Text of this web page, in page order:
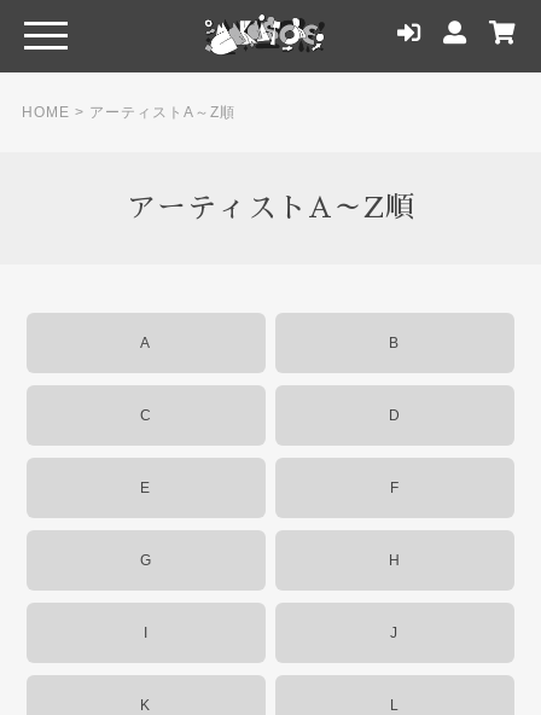
HOME > アーティストA～Z順
アーティストA～Z順
A B
C D
E F
G H
J
K L